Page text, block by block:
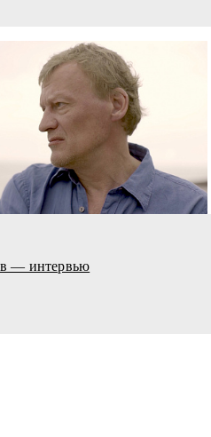
— интервью